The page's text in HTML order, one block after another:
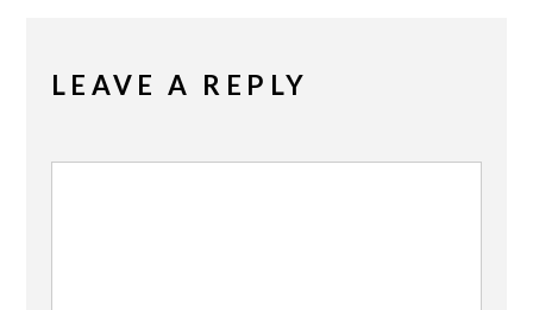
LEAVE A REPLY